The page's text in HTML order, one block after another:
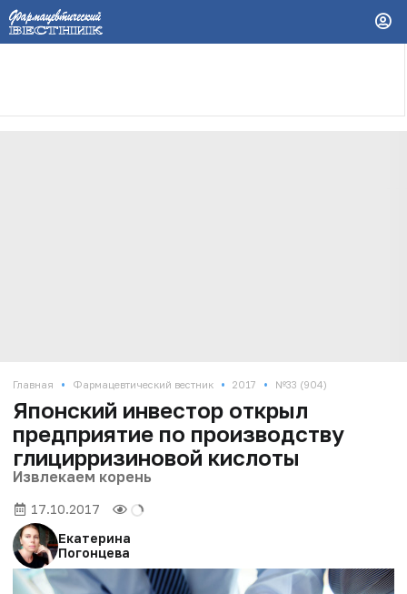
Главная • Фармацевтический вестник • 2017 • №33 (904)
Японский инвестор открыл
предприятие по производству
глицирризиновой кислоты
Извлекаем корень
17.10.2017
Екатерина
Погонцева